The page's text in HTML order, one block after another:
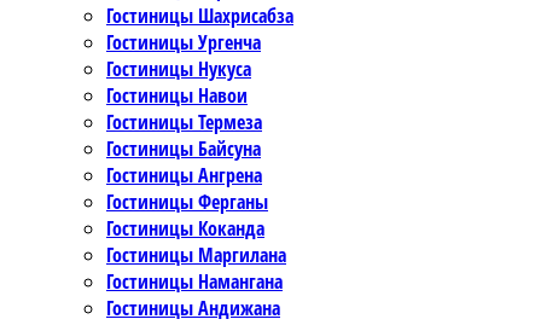
Гостиницы Шахрисабза
Гостиницы Ургенча
Гостиницы Нукуса
Гостиницы Навои
Гостиницы Термеза
Гостиницы Байсуна
Гостиницы Ангрена
Гостиницы Ферганы
Гостиницы Коканда
Гостиницы Маргилана
Гостиницы Намангана
Гостиницы Андижана